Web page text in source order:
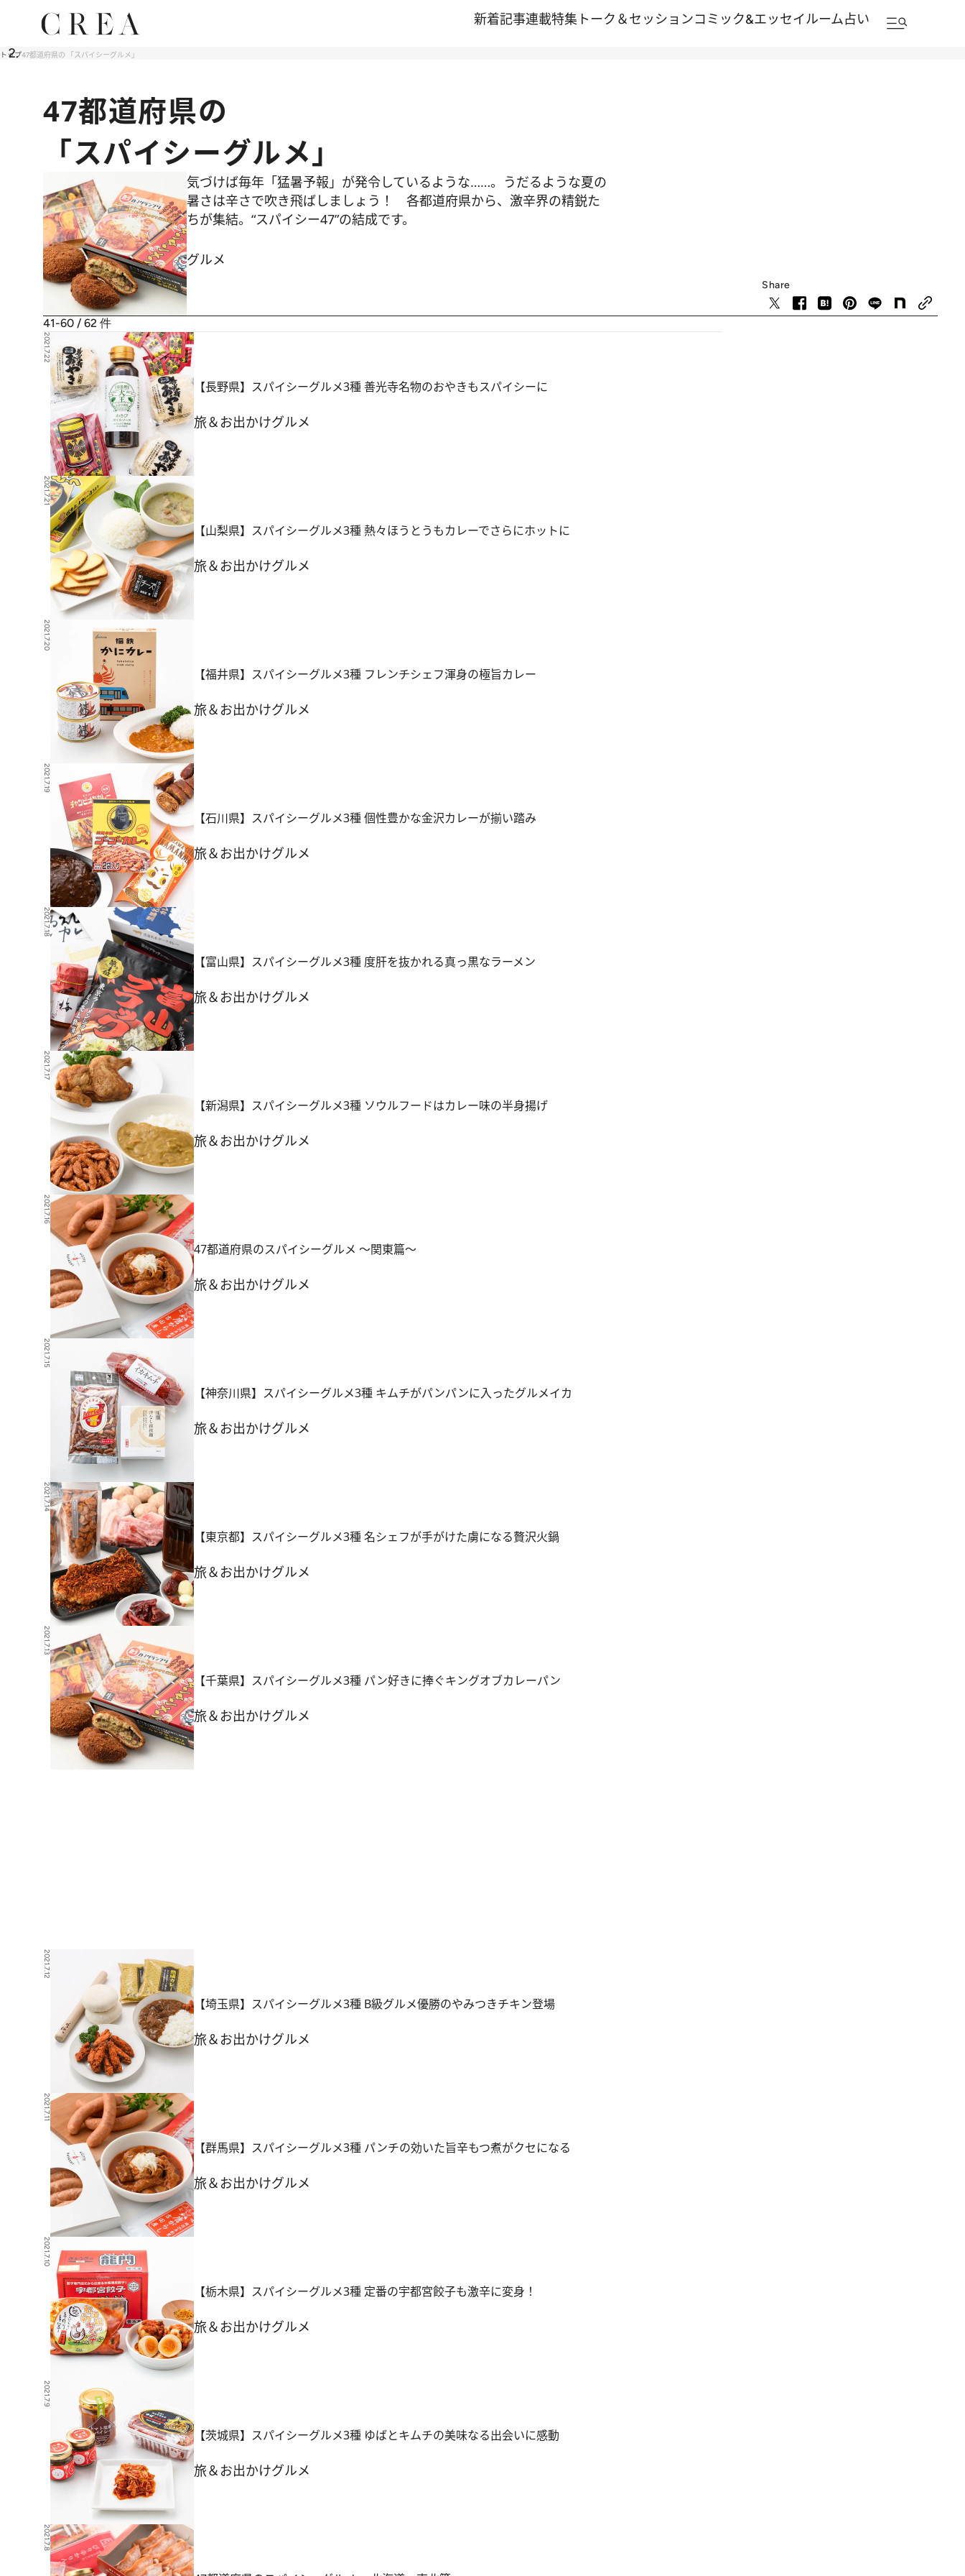
新着記事連載特集 トーク＆セッションコミック&エッセイルーム占い
トップ47都道府県の 「スパイシーグルメ」
47都道府県の
「スパイシーグルメ」
気づけば毎年「猛暑予報」が発令しているような……。うだるような夏の
暑さは辛さで吹き飛ばしましょう！ 各都道府県から、激辛界の精鋭た
ちが集結。“スパイシー47”の結成です。
グルメ
Share
41-60 / 62 件
2021.7.22
【長野県】スパイシーグルメ3種 善光寺名物のおやきもスパイシーに
旅＆お出かけグルメ
2021.7.21
【山梨県】スパイシーグルメ3種 熱々ほうとうもカレーでさらにホットに
旅＆お出かけグルメ
2021.7.20
【福井県】スパイシーグルメ3種 フレンチシェフ渾身の極旨カレー
旅＆お出かけグルメ
2021.7.19
【石川県】スパイシーグルメ3種 個性豊かな金沢カレーが揃い踏み
旅＆お出かけグルメ
2021.7.18
【富山県】スパイシーグルメ3種 度肝を抜かれる真っ黒なラーメン
旅＆お出かけグルメ
2021.7.17
【新潟県】スパイシーグルメ3種 ソウルフードはカレー味の半身揚げ
旅＆お出かけグルメ
2021.7.16
47都道府県のスパイシーグルメ ～関東篇～
旅＆お出かけグルメ
2021.7.15
【神奈川県】スパイシーグルメ3種 キムチがパンパンに入ったグルメイカ
旅＆お出かけグルメ
2021.7.14
【東京都】スパイシーグルメ3種 名シェフが手がけた虜になる贅沢火鍋
旅＆お出かけグルメ
2021.7.13
【千葉県】スパイシーグルメ3種 パン好きに捧ぐキングオブカレーパン
旅＆お出かけグルメ
2021.7.12
【埼玉県】スパイシーグルメ3種 B級グルメ優勝のやみつきチキン登場
旅＆お出かけグルメ
2021.7.11
【群馬県】スパイシーグルメ3種 パンチの効いた旨辛もつ煮がクセになる
旅＆お出かけグルメ
2021.7.10
【栃木県】スパイシーグルメ3種 定番の宇都宮餃子も激辛に変身！
旅＆お出かけグルメ
2021.7.9
【茨城県】スパイシーグルメ3種 ゆばとキムチの美味なる出会いに感動
旅＆お出かけグルメ
2021.7.8